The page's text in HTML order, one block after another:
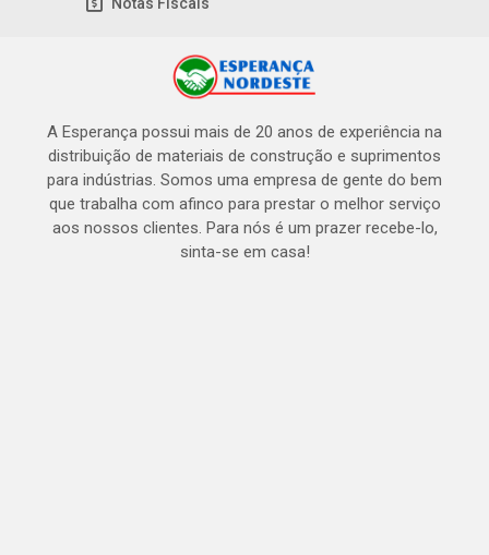
A Esperança possui mais de 20 anos de experiência na
distribuição de materiais de construção e suprimentos
para indústrias. Somos uma empresa de gente do bem
que trabalha com afinco para prestar o melhor serviço
aos nossos clientes. Para nós é um prazer recebe-lo,
sinta-se em casa!